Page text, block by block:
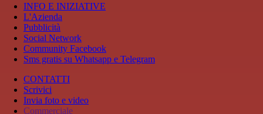
INFO E INIZIATIVE
L'Azienda
Pubblicità
Social Network
Community Facebook
Sms gratis su Whatsapp e Telegram
CONTATTI
Scrivici
Invia foto e video
Commerciale